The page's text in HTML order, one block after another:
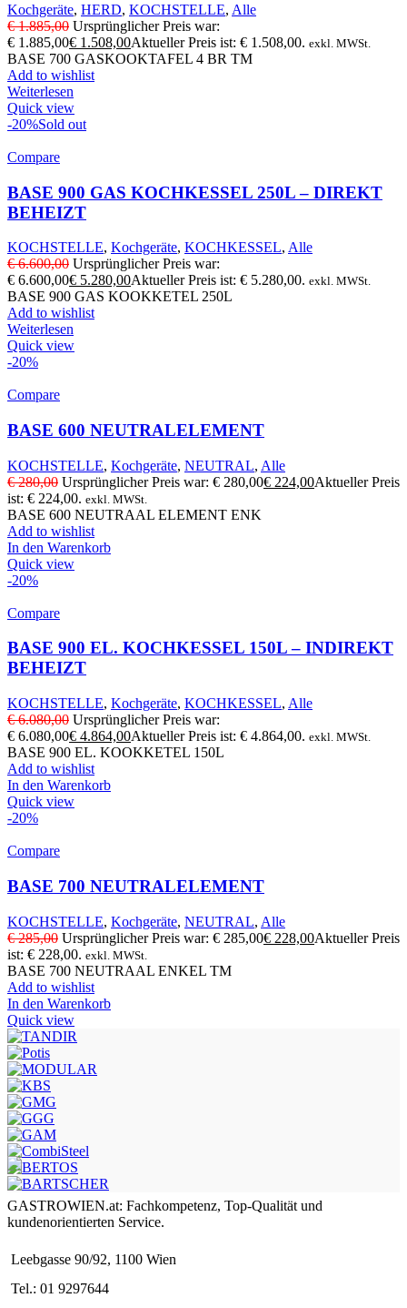
Kochgeräte, HERD, KOCHSTELLE, Alle
€1.885,00 Ursprünglicher Preis war:
€ 1.885,00€ 1.508,00Aktueller Preis ist: € 1.508,00. exkl. MWSt.
BASE 700 GASKOOKTAFEL 4 BR TM
Add to wishlist
Weiterlesen
Quick view
-20%Sold out
Compare
BASE 900 GAS KOCHKESSEL 250L – DIREKT
BEHEIZT
KOCHSTELLE, Kochgeräte, KOCHKESSEL, Alle
€6.600,00 Ursprünglicher Preis war:
€ 6.600,00€ 5.280,00Aktueller Preis ist: € 5.280,00. exkl. MWSt.
BASE 900 GAS KOOKKETEL 250L
Add to wishlist
Weiterlesen
Quick view
-20%
Compare
BASE 600 NEUTRALELEMENT
KOCHSTELLE, Kochgeräte, NEUTRAL, Alle
€280,00 Ursprünglicher Preis war: € 280,00€ 224,00Aktueller Preis
ist: € 224,00. exkl. MWSt.
BASE 600 NEUTRAAL ELEMENT ENK
Add to wishlist
In den Warenkorb
Quick view
-20%
Compare
BASE 900 EL. KOCHKESSEL 150L – INDIREKT
BEHEIZT
KOCHSTELLE, Kochgeräte, KOCHKESSEL, Alle
€6.080,00 Ursprünglicher Preis war:
€ 6.080,00€ 4.864,00Aktueller Preis ist: € 4.864,00. exkl. MWSt.
BASE 900 EL. KOOKKETEL 150L
Add to wishlist
In den Warenkorb
Quick view
-20%
Compare
BASE 700 NEUTRALELEMENT
KOCHSTELLE, Kochgeräte, NEUTRAL, Alle
€285,00 Ursprünglicher Preis war: € 285,00€ 228,00Aktueller Preis
ist: € 228,00. exkl. MWSt.
BASE 700 NEUTRAAL ENKEL TM
Add to wishlist
In den Warenkorb
Quick view
GASTROWIEN.at: Fachkompetenz, Top-Qualität und
kundenorientierten Service.
Leebgasse 90/92, 1100 Wien
Tel.: 01 9297644